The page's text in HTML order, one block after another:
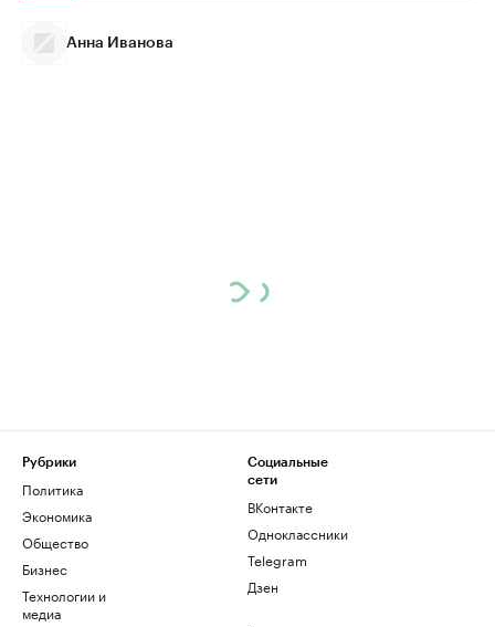
Анна Иванова
Рубрики
Политика
Экономика
Общество
Бизнес
Технологии и
медиа
Социальные
сети
ВКонтакте
Одноклассники
Telegram
Дзен